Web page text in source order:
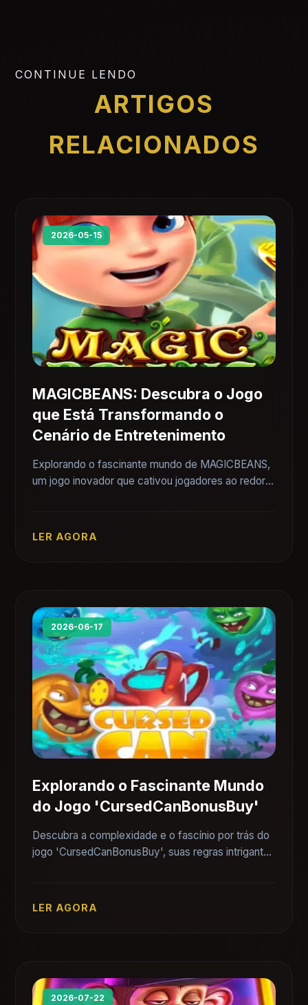
CONTINUE LENDO
ARTIGOS
RELACIONADOS
2026-05-15
MAGICBEANS: Descubra o Jogo
que Está Transformando o
Cenário de Entretenimento
Explorando o fascinante mundo de MAGICBEANS,
um jogo inovador que cativou jogadores ao redor
LER AGORA
2026-06-17
Explorando o Fascinante Mundo
do Jogo 'CursedCanBonusBuy'
Descubra a complexidade e o fascínio por trás do
jogo 'CursedCanBonusBuy', suas regras intrigantes
LER AGORA
2026-07-22